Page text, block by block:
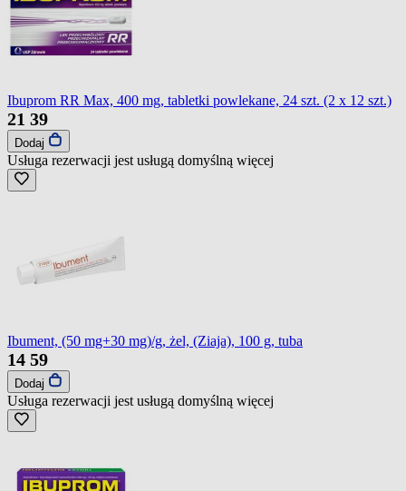
Ibuprom RR Max, 400 mg, tabletki powlekane, 24 szt. (2 x 12 szt.)
21 39
Dodaj
Usługa rezerwacji jest usługą domyślną więcej
Ibument, (50 mg+30 mg)/g, żel, (Ziaja), 100 g, tuba
14 59
Dodaj
Usługa rezerwacji jest usługą domyślną więcej